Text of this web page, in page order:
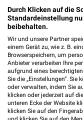
Dieter Knoll
Gültig bis Fr. 14.08.
Kaufland
Durch Klicken auf die
Standardeinstellung
beibehalten.
Wir und unsere Partner
einem Gerät zu, wie z. B.
Browserspeichern, um
Anbieter verarbeiten Ihre
aufgrund eines
Sie die „Einstellungen“. Sie
oder verwalten, indem Sie
klicken oder jederzeit auf
unteren Ecke der Website
klicken Sie auf den